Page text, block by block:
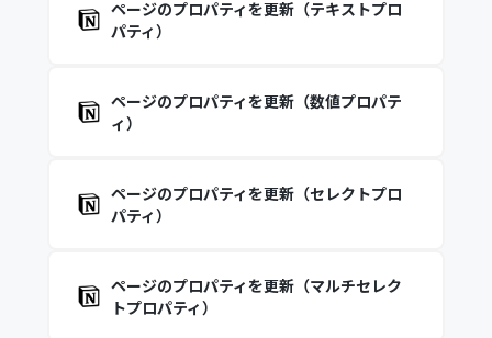
ページのプロパティを更新（テキストプロ
パティ）
ページのプロパティを更新（数値プロパテ
ィ）
ページのプロパティを更新（セレクトプロ
パティ）
ページのプロパティを更新（マルチセレク
トプロパティ）